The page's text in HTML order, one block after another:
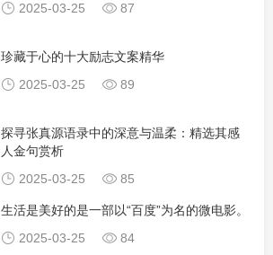
2025-03-25
87
珍藏于心的十大励志文案精华
2025-03-25
89
探寻张真源语录中的深意与温柔：精选其感
人金句赏析
2025-03-25
85
生活是美好的是一部以“百度”为名的微电影。
2025-03-25
84